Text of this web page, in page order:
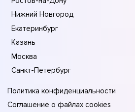
Нижний Новгород
Екатеринбург
Казань
Москва
Санкт-Петербург
Политика конфиденциальности
Соглашение о файлах cookies